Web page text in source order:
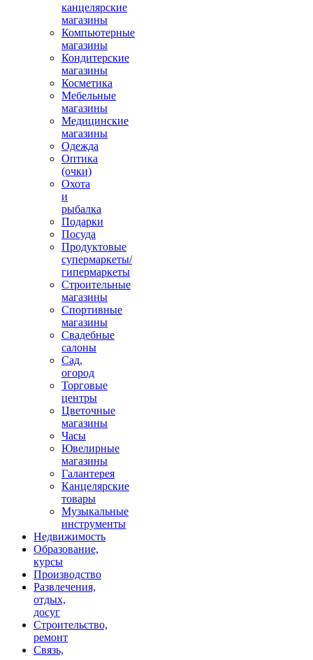
канцелярские
магазины
Компьютерные
магазины
Кондитерские
магазины
Косметика
Мебельные
магазины
Медицинские
магазины
Одежда
Оптика
(очки)
Охота
и
рыбалка
Подарки
Посуда
Продуктовые
супермаркеты/
гипермаркеты
Строительные
магазины
Спортивные
магазины
Свадебные
салоны
Сад,
огород
Торговые
центры
Цветочные
магазины
Часы
Ювелирные
магазины
Галантерея
Канцелярские
товары
Музыкальные
инструменты
Недвижимость
Образование,
курсы
Производство
Развлечения,
отдых,
досуг
Строительство,
ремонт
Связь,